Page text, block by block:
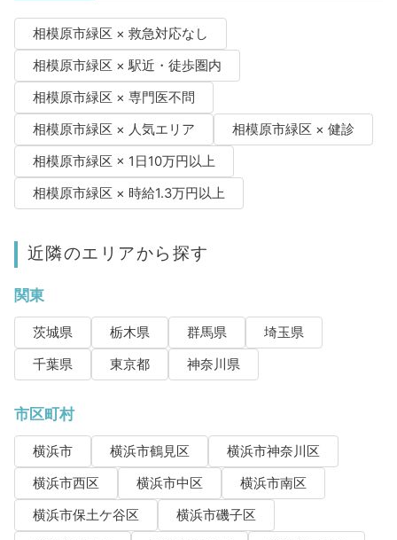
相模原市緑区 × 救急対応なし
相模原市緑区 × 駅近・徒歩圏内
相模原市緑区 × 専門医不問
相模原市緑区 × 人気エリア
相模原市緑区 × 健診
相模原市緑区 × 1日10万円以上
相模原市緑区 × 時給1.3万円以上
近隣のエリアから探す
関東
茨城県 栃木県 群馬県
埼玉県
千葉県
東京都 神奈川県
市区町村
横浜市 横浜市鶴見区
横浜市神奈川区
横浜市西区
横浜市中区
横浜市南区
横浜市保土ケ谷区
横浜市磯子区